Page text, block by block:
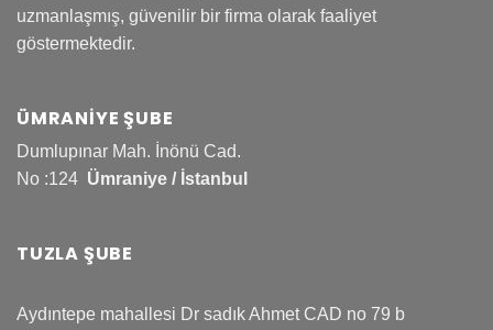
uzmanlaşmış, güvenilir bir firma olarak faaliyet
göstermektedir.
ÜMRANIYE ŞUBE
Dumlupınar Mah. İnönü Cad.
No :124 Ümraniye / İstanbul
TUZLA ŞUBE
Aydıntepe mahallesi Dr sadık Ahmet CAD no 79 b